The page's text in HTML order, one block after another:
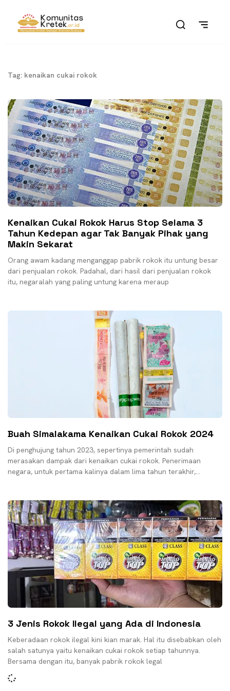
Tag: kenaikan cukai rokok
Kenaikan Cukai Rokok Harus Stop Selama 3
Tahun Kedepan agar Tak Banyak Pihak yang
Makin Sekarat
Orang awam kadang menganggap pabrik rokok itu untung besar
dari penjualan rokok. Padahal, dari hasil dari penjualan rokok
itu, negaralah yang paling untung karena meraup
Buah Simalakama Kenaikan Cukai Rokok 2024
Di penghujung tahun 2023, sepertinya pemerintah sudah
merasakan dampak dari kenaikan cukai rokok. Penerimaan
negara, untuk pertama kalinya dalam lima tahun terakhir,
3 Jenis Rokok Ilegal yang Ada di Indonesia
Keberadaan rokok ilegal kini kian marak. Hal itu disebabkan oleh
salah satunya yaitu kenaikan cukai rokok setiap tahunnya.
Bersama dengan itu, banyak pabrik rokok legal